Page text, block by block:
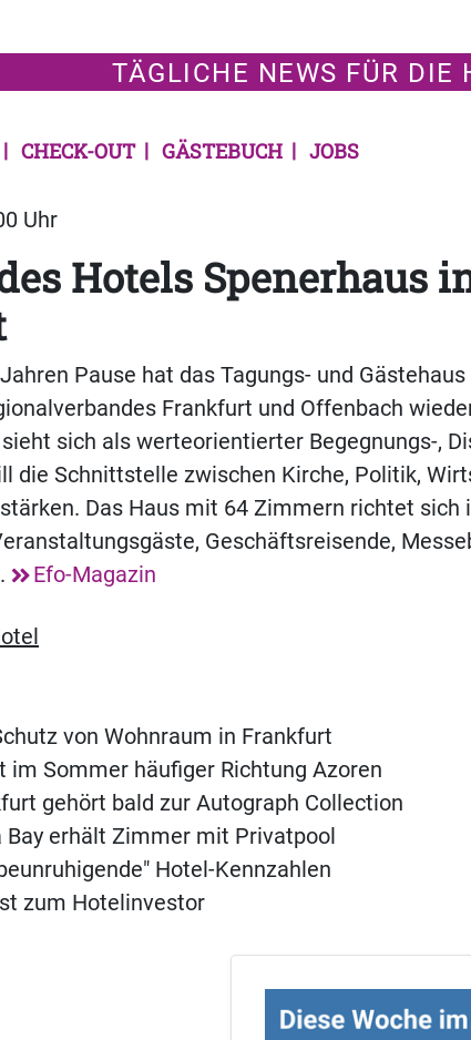
TÄGLICHE NEWS FÜR DIE
CHECK-OUT GÄSTEBUCH JOBS
Uhr
Hotels Spenerhaus
Pause hat das Tagungs- und Gästehaus
Frankfurt und Offenbach
sich als werteorientierter Begegnungs-,
die Schnittstelle zwischen Kirche, Politik,
Das Haus mit 64 Zimmern richtet sich
Geschäftsreisende,
Efo-Magazin
von Wohnraum in Frankfurt
im Sommer häufiger Richtung Azoren
gehört bald zur Autograph Collection
Bay erhält Zimmer mit Privatpool
Hotel-Kennzahlen
zum Hotelinvestor